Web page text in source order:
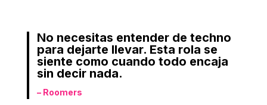
No necesitas entender de techno
para dejarte llevar. Esta rola se
siente como cuando todo encaja
sin decir nada.
– Roomers